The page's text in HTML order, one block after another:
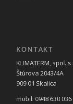
KONTAKT
KLIMATERM, spol. s
Štúrova 2043/4A
909 01 Skalica
mobil: 0948 630 036